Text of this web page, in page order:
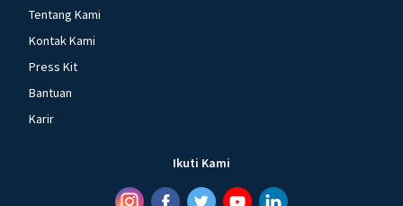
Tentang Kami
Kontak Kami
Press Kit
Bantuan
Karir
Ikuti Kami